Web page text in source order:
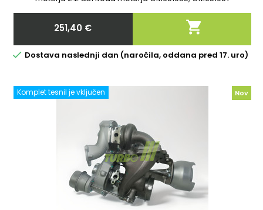
Cena
251,40 € 
 Dostava naslednji dan (naročila, oddana pred 17. uro)
Komplet tesnil je vključen Nov